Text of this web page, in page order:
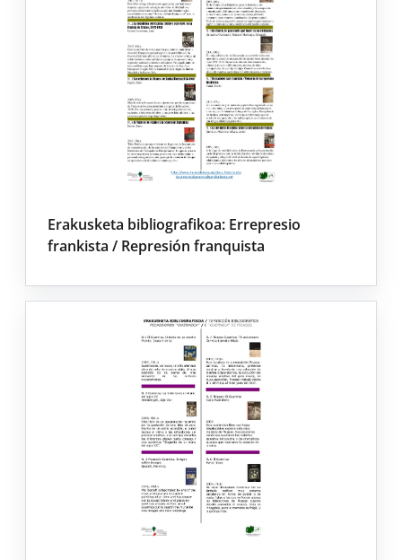
Erakusketa bibliografikoa: Errepresio
frankista / Represión franquista